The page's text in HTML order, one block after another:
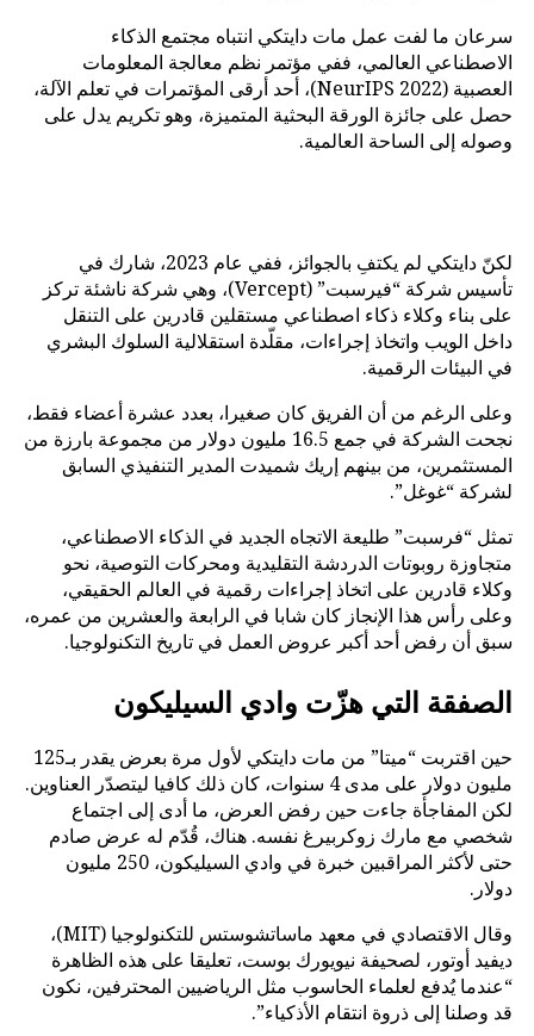
سرعان ما لفت عمل مات دايتكي انتباه مجتمع الذكاء
الاصطناعي العالمي، ففي مؤتمر نظم معالجة المعلومات
العصبية (NeurIPS 2022)، أحد أرقى المؤتمرات في تعلم الآلة،
حصل على جائزة الورقة البحثية المتميزة، وهو تكريم يدل على
وصوله إلى الساحة العالمية.
لكنّ دايتكي لم يكتفِ بالجوائز، ففي عام 2023، شارك في
تأسيس شركة “فيرسبت” (Vercept)، وهي شركة ناشئة تركز
على بناء وكلاء ذكاء اصطناعي مستقلين قادرين على التنقل
داخل الويب واتخاذ إجراءات، مقلّدة استقلالية السلوك البشري
في البيئات الرقمية.
وعلى الرغم من أن الفريق كان صغيرا، بعدد عشرة أعضاء فقط،
نجحت الشركة في جمع 16.5 مليون دولار من مجموعة بارزة من
المستثمرين، من بينهم إريك شميدت المدير التنفيذي السابق
لشركة “غوغل”.
تمثل “فرسبت” طليعة الاتجاه الجديد في الذكاء الاصطناعي،
متجاوزة روبوتات الدردشة التقليدية ومحركات التوصية، نحو
وكلاء قادرين على اتخاذ إجراءات رقمية في العالم الحقيقي،
وعلى رأس هذا الإنجاز كان شابا في الرابعة والعشرين من عمره،
سبق أن رفض أحد أكبر عروض العمل في تاريخ التكنولوجيا.
الصفقة التي هزّت وادي السيليكون
حين اقتربت “ميتا” من مات دايتكي لأول مرة بعرض يقدر بـ125
مليون دولار على مدى 4 سنوات، كان ذلك كافيا ليتصدّر العناوين.
لكن المفاجأة جاءت حين رفض العرض، ما أدى إلى اجتماع
شخصي مع مارك زوكربيرغ نفسه. هناك، قُدّم له عرض صادم
حتى لأكثر المراقبين خبرة في وادي السيليكون، 250 مليون
دولار.
وقال الاقتصادي في معهد ماساتشوستس للتكنولوجيا (MIT)،
ديفيد أوتور، لصحيفة نيويورك بوست، تعليقا على هذه الظاهرة
“عندما يُدفع لعلماء الحاسوب مثل الرياضيين المحترفين، نكون
قد وصلنا إلى ذروة انتقام الأذكياء”.